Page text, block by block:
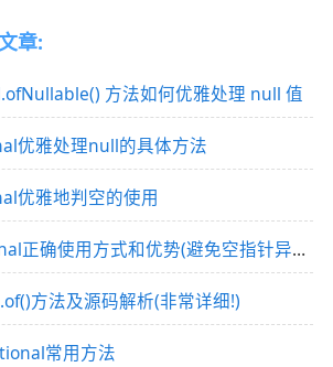
章:
方法如何优雅处理 null 值
优雅处理null的具体方法
优雅地判空的使用
详解Java Optional正确使用方式和优势(避免空指针异常)
方法及源码解析(非常详细!)
常用方法